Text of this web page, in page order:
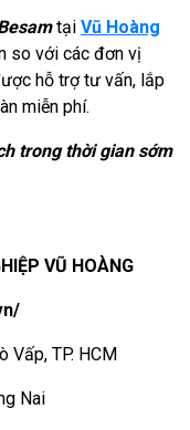
tại Vũ Hoàng
so với các đơn vị
hỗ trợ tư vấn, lắp
miễn phí.
trong thời gian sớm
VŨ HOÀNG
Vấp, TP. HCM
Nai